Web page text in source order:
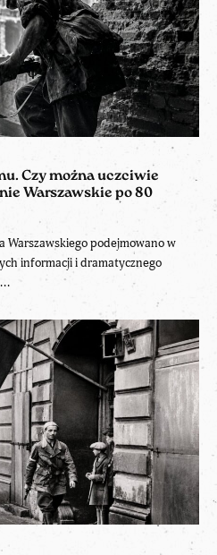
Czy można uczciwie
Warszawskie po 80
Warszawskiego podejmowano w
informacji i dramatycznego